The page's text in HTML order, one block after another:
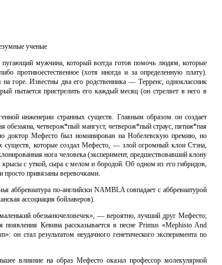
ученые
мужчина, который всегда готов помочь людям, которые
противоестественное (хотя иногда и за определенную плату).
горе. Известны два его родственника — Терренс, одноклассник
пытается пристрелить его каждый месяц (он стреляет в него в
инженерии странных существ. Главным образом он создает
четверож*пый мангуст, четверож*пый страус, пятиж*пая
доктор Мефесто был номинирован на Нобелевскую премию, но
существ, которые создал Мефесто, — злой огромный клон Стэна,
нога человека (эксперимент, предшествовавший клону
с уткой, сыра с мелом и бородой. Об одном из его гибридов,
привязаны веревочками.
аббревиатура по-английски NAMBLA совпадает с аббревиатурой
ассоциация бойлаверов).
обезьяночеловечек», — вероятно, лучший друг Мефесто;
Кевина рассказывается в песне Primus «Mephisto And
стал результатом неудачного генетического эксперимента по
влияние на образ Мефесто оказал профессор молекулярной